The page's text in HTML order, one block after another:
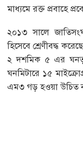
মাধ্যমে রক্ত প্রবাহে
২০১৩ সালে
হিসেবে শ্রেণীবদ্ধ
২ দশমিক ৫ এর
ঘনমিটারে ১৫
এম৩ গড় হওয়া উচিত